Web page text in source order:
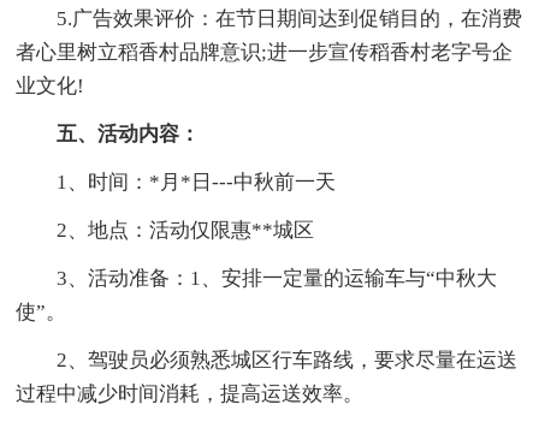
5.广告效果评价：在节日期间达到促销目的，在消费
者心里树立稻香村品牌意识;进一步宣传稻香村老字号企
业文化!
五、活动内容：
1、时间：*月*日---中秋前一天
2、地点：活动仅限惠**城区
3、活动准备：1、安排一定量的运输车与“中秋大
使”。
2、驾驶员必须熟悉城区行车路线，要求尽量在运送
过程中减少时间消耗，提高运送效率。